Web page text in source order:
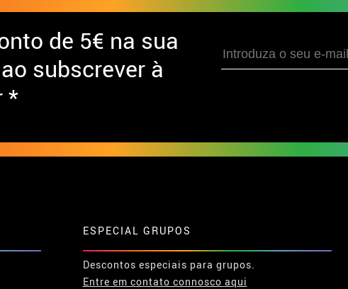
de 5€ na sua
subscrever à
*
ESPECIAL GRUPOS
Descontos especiais para grupos.
Entre em contato connosco aqui